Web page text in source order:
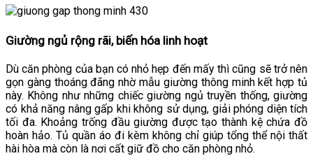
Giường ngủ rộng rãi, biến hóa linh hoạt
Dù căn phòng của bạn có nhỏ hẹp đến mấy thì cũng sẽ trở nên
gọn gàng thoáng đãng nhờ mẫu giường thông minh kết hợp tủ
này. Không như những chiếc giường ngủ truyền thống, giường
có khả năng nâng gấp khi không sử dụng, giải phóng diện tích
tối đa. Khoảng trống đầu giường được tạo thành kệ chứa đồ
hoàn hảo. Tủ quần áo đi kèm không chỉ giúp tổng thể nội thất
hài hòa mà còn là nơi cất giữ đồ cho căn phòng nhỏ.